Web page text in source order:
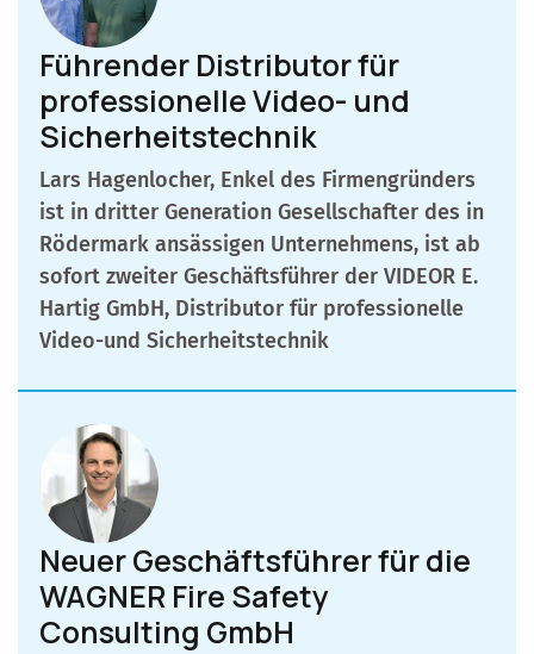
Führender Distributor für
professionelle Video- und
Sicherheitstechnik
Lars Hagenlocher, Enkel des Firmengründers
ist in dritter Generation Gesellschafter des in
Rödermark ansässigen Unternehmens, ist ab
sofort zweiter Geschäftsführer der VIDEOR E.
Hartig GmbH, Distributor für professionelle
Video-und Sicherheitstechnik
Neuer Geschäftsführer für die
WAGNER Fire Safety
Consulting GmbH